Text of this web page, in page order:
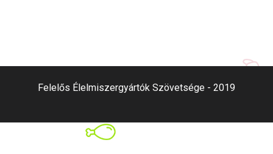
Felelős Élelmiszergyártók Szövetsége - 2019